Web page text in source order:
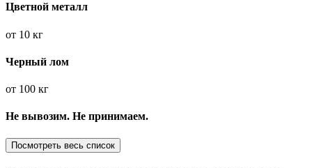
Цветной металл
от 10 кг
Черный лом
от 100 кг
Не вывозим. Не принимаем.
Посмотреть весь список